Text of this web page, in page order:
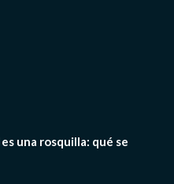
una rosquilla: qué se